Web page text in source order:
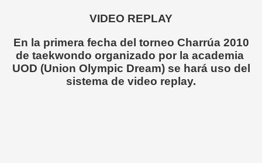
VIDEO REPLAY
En la primera fecha del torneo Charrúa 2010
de taekwondo organizado por la academia
UOD (Union Olympic Dream) se hará uso del
sistema de video replay.